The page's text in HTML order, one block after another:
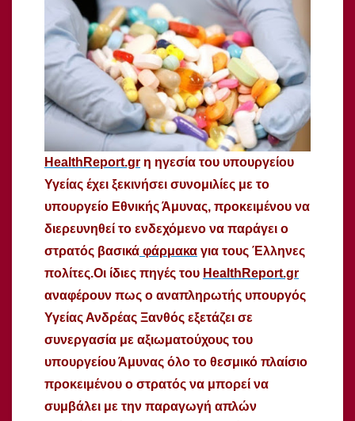
HealthReport.gr η ηγεσία του υπουργείου
Υγείας έχει ξεκινήσει συνομιλίες με το
υπουργείο Εθνικής Άμυνας, προκειμένου να
διερευνηθεί το ενδεχόμενο να παράγει ο
στρατός βασικά φάρμακα για τους Έλληνες
πολίτες.Οι ίδιες πηγές του HealthReport.gr
αναφέρουν πως ο αναπληρωτής υπουργός
Υγείας Ανδρέας Ξανθός εξετάζει σε
συνεργασία με αξιωματούχους του
υπουργείου Άμυνας όλο το θεσμικό πλαίσιο
προκειμένου ο στρατός να μπορεί να
συμβάλει με την παραγωγή απλών